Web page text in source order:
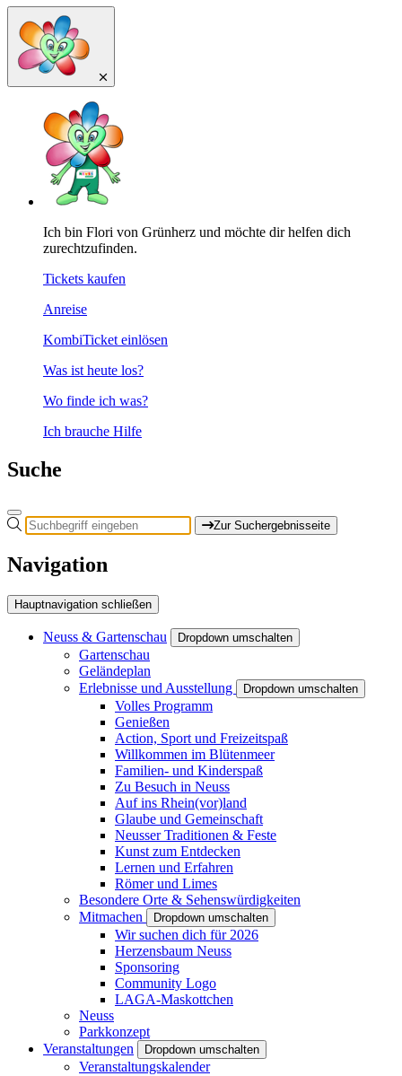
Ich bin Flori von Grünherz und möchte dir helfen dich
zurechtzufinden.
Tickets kaufen
Anreise
KombiTicket einlösen
Was ist heute los?
Wo finde ich was?
Ich brauche Hilfe
Suche
Zur Suchergebnisseite
Navigation
Hauptnavigation schließen
Neuss & Gartenschau Dropdown umschalten
Gartenschau
Geländeplan
Erlebnisse und Ausstellung
Dropdown umschalten
Volles Programm
Genießen
Action, Sport und Freizeitspaß
Willkommen im Blütenmeer
Familien- und Kinderspaß
Zu Besuch in Neuss
Auf ins Rhein(vor)land
Glaube und Gemeinschaft
Neusser Traditionen & Feste
Kunst zum Entdecken
Lernen und Erfahren
Römer und Limes
Besondere Orte & Sehenswürdigkeiten
Mitmachen
Dropdown umschalten
Wir suchen dich für 2026
Herzensbaum Neuss
Sponsoring
Community Logo
LAGA-Maskottchen
Neuss
Parkkonzept
Veranstaltungen
Dropdown umschalten
Veranstaltungskalender